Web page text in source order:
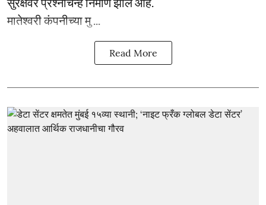
मातेश्वरी कंपनीच्या मु ...
Read More